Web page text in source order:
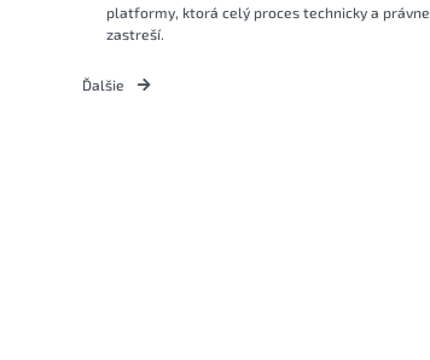
platformy, ktorá celý proces technicky a právne
zastreší.
Ďalšie